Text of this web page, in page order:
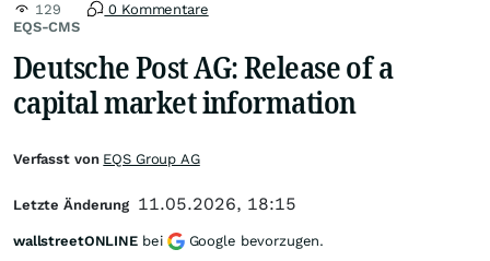
EQS-CMS
129 0 Kommentare
Deutsche Post AG: Release of a
capital market information
Verfasst von EQS Group AG
Letzte Änderung 11.05.2026, 18:15
wallstreetONLINE bei Google bevorzugen.